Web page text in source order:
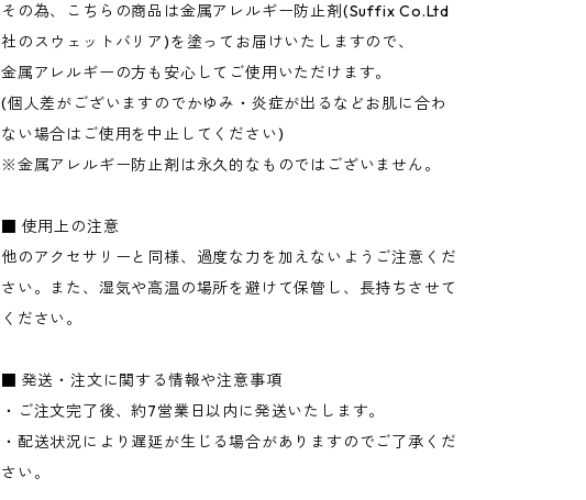
その為、こちらの商品は金属アレルギー防止剤(Suffix Co.Ltd
社のスウェットバリア)を塗ってお届けいたしますので、
金属アレルギーの方も安心してご使用いただけます。
(個人差がございますのでかゆみ・炎症が出るなどお肌に合わ
ない場合はご使用を中止してください)
※金属アレルギー防止剤は永久的なものではございません。
■ 使用上の注意
他のアクセサリーと同様、過度な力を加えないようご注意くだ
さい。また、湿気や高温の場所を避けて保管し、長持ちさせて
ください。
■ 発送・注文に関する情報や注意事項
・ご注文完了後、約7営業日以内に発送いたします。
・配送状況により遅延が生じる場合がありますのでご了承くだ
さい。